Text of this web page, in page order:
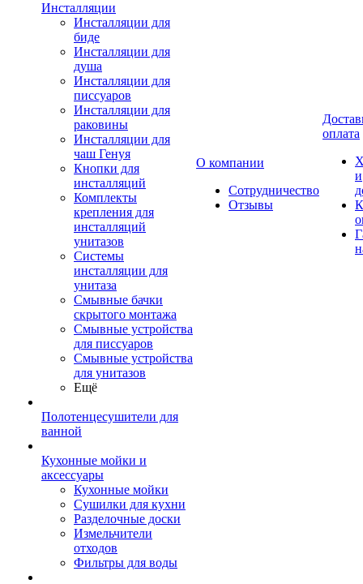
Инсталляции
Инсталляции для
биде
Инсталляции для
душа
Инсталляции для
писсуаров
Инсталляции для
раковины
Инсталляции для
чаш Генуя
Кнопки для
инсталляций
Комплекты
крепления для
инсталляций
унитазов
Системы
инсталляции для
унитаза
Смывные бачки
скрытого монтажа
Смывные устройства
для писсуаров
Смывные устройства
для унитазов
Ещё
Полотенцесушители для
ванной
Кухонные мойки и
аксессуары
Кухонные мойки
Сушилки для кухни
Разделочные доски
Измельчители
отходов
Фильтры для воды
О компании
Сотрудничество
Отзывы
оплата
и